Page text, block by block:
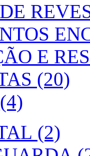
E
(20)
(2)